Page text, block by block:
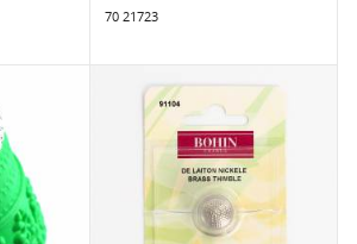
70 21723